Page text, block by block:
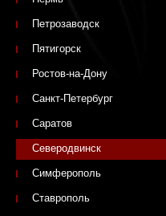
Петрозаводск
Пятигорск
Ростов-на-Дону
Санкт-Петербург
Саратов
Северодвинск
Симферополь
Ставрополь